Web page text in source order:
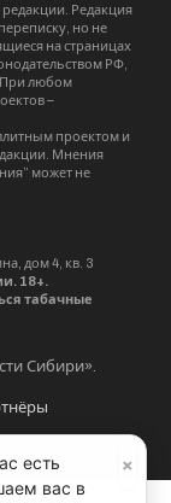
редакции. Редакция
но не
на страницах
РФ,
При любом
–
проектом и
Мнения
может не
дом 4, кв. 3
18+.
табачные
Сибири».
×
есть
вас в